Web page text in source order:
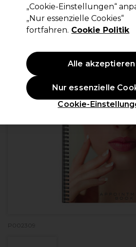
7,85 €ohne MwSt.(PROFI-
9,34 €inkl. MwSt.)
P002309
„Cookie-Einstellungen“
„Nur essenzielle Cookies“
fortfahren. Cookie Politik
Cookie-
Nur essenzielle
Alle akzeptieren